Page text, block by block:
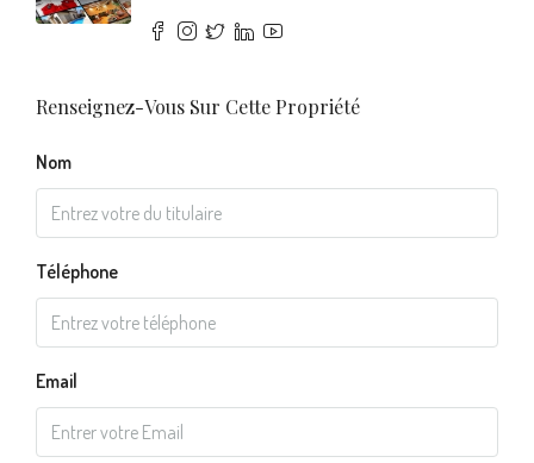
Renseignez-Vous Sur Cette Propriété
Nom
Téléphone
Email